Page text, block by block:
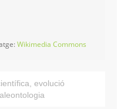
Wikimedia Commons
, evolució